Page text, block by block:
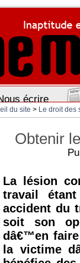
écrire
du site > Le droit des
Obtenir
La lésion
travail
accident du
soit son
dâ€™en
la victime